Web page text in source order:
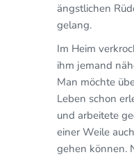
ängstlichen
gelang.
Im Heim
ihm jemand
Man möchte
Leben schon
und arbeitete
einer Weile
gehen können.